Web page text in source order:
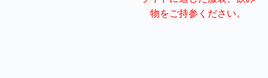
物をご持参ください。